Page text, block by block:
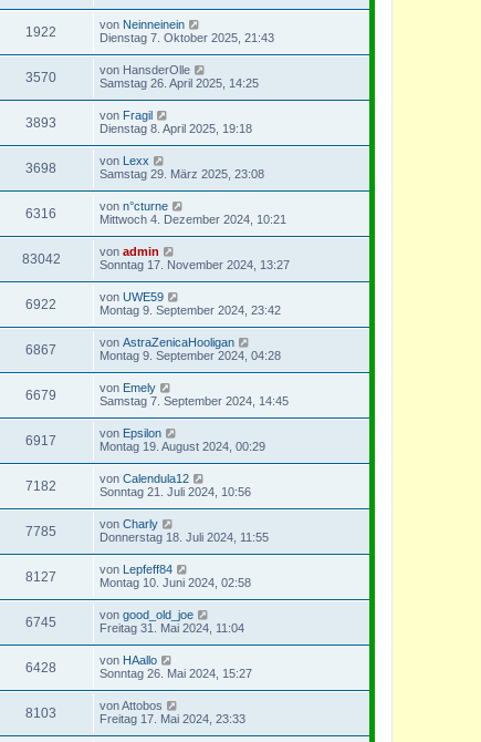
1922 von Neinneinein
Dienstag 7. Oktober 2025, 21:43
3570 von HansderOlle
Samstag 26. April 2025, 14:25
3893 von Fragil
Dienstag 8. April 2025, 19:18
3698 von Lexx
Samstag 29. März 2025, 23:08
6316 von n°cturne
Mittwoch 4. Dezember 2024, 10:21
83042 von admin
Sonntag 17. November 2024, 13:27
6922 von UWE59
Montag 9. September 2024, 23:42
6867 von AstraZenicaHooligan
Montag 9. September 2024, 04:28
6679 von Emely
Samstag 7. September 2024, 14:45
6917 von Epsilon
Montag 19. August 2024, 00:29
7182 von Calendula12
Sonntag 21. Juli 2024, 10:56
7785 von Charly
Donnerstag 18. Juli 2024, 11:55
8127 von Lepfeff84
Montag 10. Juni 2024, 02:58
6745 von good_old_joe
Freitag 31. Mai 2024, 11:04
6428 von HAallo
Sonntag 26. Mai 2024, 15:27
8103 vonAttobos
Freitag 17. Mai 2024, 23:33